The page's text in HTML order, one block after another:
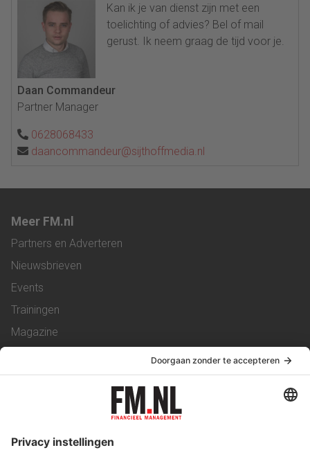
Kan ik je van dienst zijn met een
toelichting of advies? Bel of mail
gerust. Ik neem graag de tijd voor je.
Daan Commandeur
Partner Manager
0628068433
daancommandeur@sijthoffmedia.nl
Meer FM.nl
Partners en Adverteren
Nieuwsbrieven
Events
Trainingen
Magazine
Service & Contact
Werken bij ons